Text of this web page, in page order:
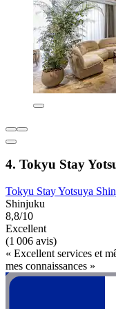
4. Tokyu Stay
Tokyu Stay Yotsuya
Shinjuku
8,8/10
Excellent
(1 006 avis)
« Excellent services et
mes connaissances »